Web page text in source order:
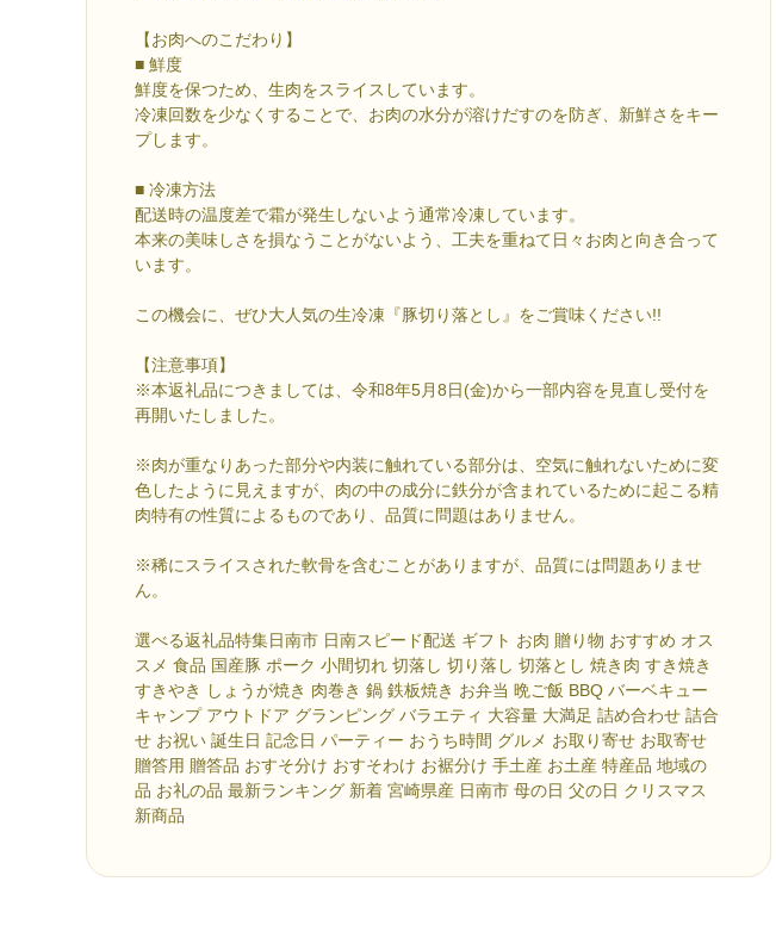
【お肉へのこだわり】
■ 鮮度
鮮度を保つため、生肉をスライスしています。
冷凍回数を少なくすることで、お肉の水分が溶けだすのを防ぎ、新鮮さをキー
プします。
■ 冷凍方法
配送時の温度差で霜が発生しないよう通常冷凍しています。
本来の美味しさを損なうことがないよう、工夫を重ねて日々お肉と向き合って
います。
この機会に、ぜひ大人気の生冷凍『豚切り落とし』をご賞味ください!!
【注意事項】
※本返礼品につきましては、令和8年5月8日(金)から一部内容を見直し受付を
再開いたしました。
※肉が重なりあった部分や内装に触れている部分は、空気に触れないために変
色したように見えますが、肉の中の成分に鉄分が含まれているために起こる精
肉特有の性質によるものであり、品質に問題はありません。
※稀にスライスされた軟骨を含むことがありますが、品質には問題ありませ
ん。
選べる返礼品特集日南市 日南スピード配送 ギフト お肉 贈り物 おすすめ オス
スメ 食品 国産豚 ポーク 小間切れ 切落し 切り落し 切落とし 焼き肉 すき焼き
すきやき しょうが焼き 肉巻き 鍋 鉄板焼き お弁当 晩ご飯 BBQ バーベキュー
キャンプ アウトドア グランピング バラエティ 大容量 大満足 詰め合わせ 詰合
せ お祝い 誕生日 記念日 パーティー おうち時間 グルメ お取り寄せ お取寄せ
贈答用 贈答品 おすそ分け おすそわけ お裾分け 手土産 お土産 特産品 地域の
品 お礼の品 最新ランキング 新着 宮崎県産 日南市 母の日 父の日 クリスマス
新商品